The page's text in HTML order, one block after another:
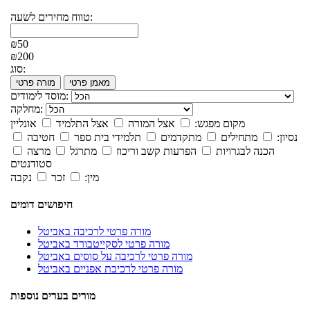
טווח מחירים לשעה:
₪50
₪200
סוג:
מורה פרטי מאמן פרטי
מוסד לימודים:
מחלקה:
מקום מפגש:
אצל המורה אצל התלמיד
אונליין
נסיון:
מתחילים מתקדמים תלמידי בית ספר
חטיבה
הכנה לבגרויות
הפרעות קשב וריכוז מתרגל
מרצה
סטודנטים
מין:
זכר נקבה
חיפושים דומים
מורה פרטי לרכיבה באביטל
מורה פרטי לסקייטבורד באביטל
מורה פרטי לרכיבה על סוסים באביטל
מורה פרטי לרכיבת אפניים באביטל
מורים בערים נוספות